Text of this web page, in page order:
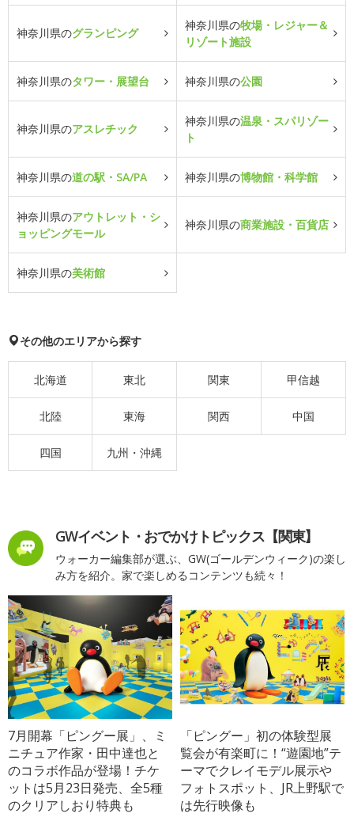
神奈川県のグランピング
神奈川県の牧場・レジャー＆
リゾート施設
神奈川県のタワー・展望台 神奈川県の公園
神奈川県のアスレチック
神奈川県の温泉・スパリゾー
ト
神奈川県の道の駅・SA/PA 神奈川県の博物館・科学館
神奈川県のアウトレット・シ
ョッピングモール
神奈川県の商業施設・百貨店
神奈川県の美術館
その他のエリアから探す
北海道 東北 関東 甲信越
北陸 東海 関西 中国
四国 九州・沖縄
GWイベント・おでかけトピックス【関東】
ウォーカー編集部が選ぶ、GW(ゴールデンウィーク)の楽し
み方を紹介。家で楽しめるコンテンツも続々！
7月開幕「ピングー展」、ミ
ニチュア作家・田中達也と
のコラボ作品が登場！チケ
ットは5月23日発売、全5種
のクリアしおり特典も
「ピングー」初の体験型展
覧会が有楽町に！“遊園地”テ
ーマでクレイモデル展示や
フォトスポット、JR上野駅で
は先行映像も